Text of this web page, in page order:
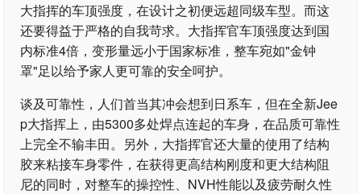
大指挥的车顶强度，在设计之初便远超同级车型。而这
还要得益于严格的自我苛求。大指挥官车顶强度达到国
内标准4倍，变形量远小于国家标准，整车宛如"金钟
罩"足以给予家人更可靠的安全呵护。
谈及可靠性，人们首当其冲会想到日系车，但在全新Jee
p大指挥上，由5300多处焊点连起的车身，在品质可靠性
上完全不输丰田。另外，大指挥官还大量的使用了结构
胶来粘接车身零件，在获得更高结构刚度和更大结构阻
尼的同时，对整车的操控性、NVH性能以及疲劳耐久性